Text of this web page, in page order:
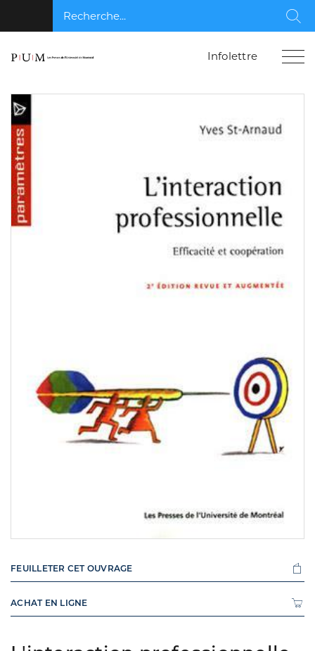
Recherche...
Infolettre
FEUILLETER CET OUVRAGE
ACHAT EN LIGNE